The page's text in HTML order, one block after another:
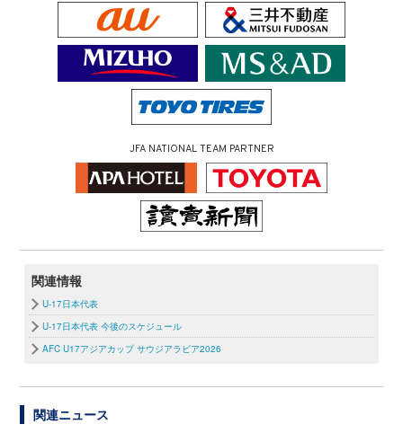
JFA NATIONAL TEAM PARTNER
関連情報
U-17日本代表
U-17日本代表 今後のスケジュール
AFC U17アジアカップ サウジアラビア2026
関連ニュース